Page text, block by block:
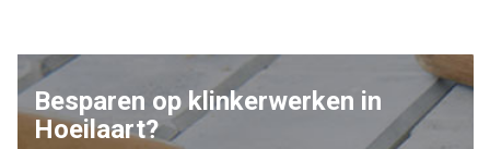
Besparen op klinkerwerken in
Hoeilaart?